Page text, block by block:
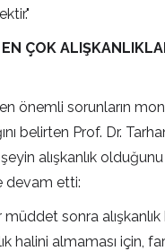
ÇOK
önemli sorunların
belirten Prof. Dr.
alışkanlık
devam etti:
sonra alışkanlık
halini almaması için,